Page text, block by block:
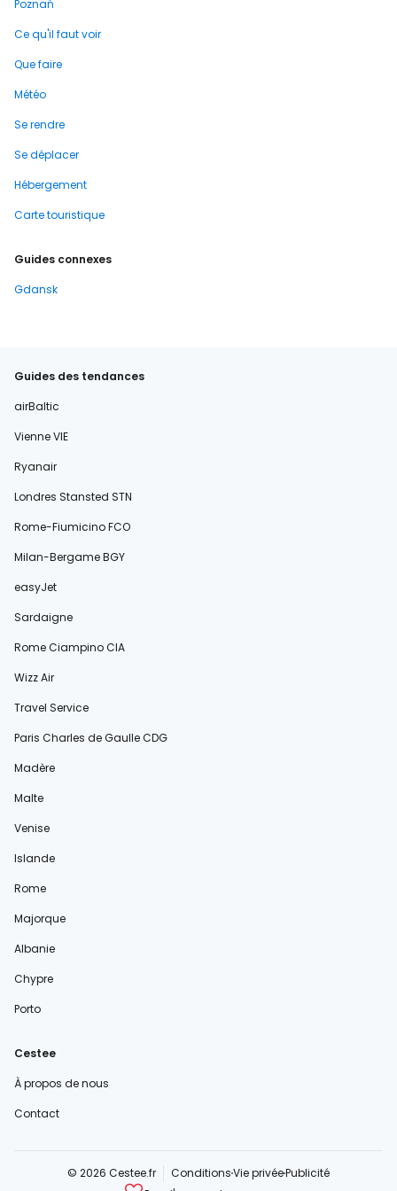
Poznań
Ce qu'il faut voir
Que faire
Météo
Se rendre
Se déplacer
Hébergement
Carte touristique
Guides connexes
Gdansk
Guides des tendances
airBaltic
Vienne VIE
Ryanair
Londres Stansted STN
Rome-Fiumicino FCO
Milan-Bergame BGY
easyJet
Sardaigne
Rome Ciampino CIA
Wizz Air
Travel Service
Paris Charles de Gaulle CDG
Madère
Malte
Venise
Islande
Rome
Majorque
Albanie
Chypre
Porto
Cestee
À propos de nous
Contact
© 2026 Cestee.fr ConditionsVie privéePublicité